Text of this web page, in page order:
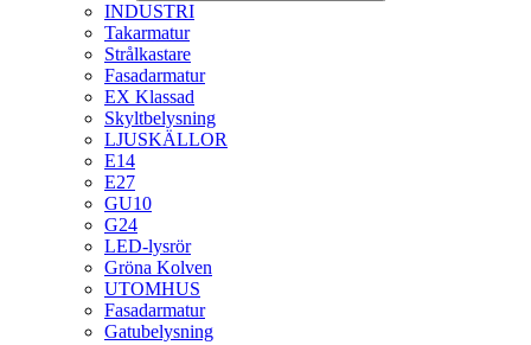
INDUSTRI
Takarmatur
Strålkastare
Fasadarmatur
EX Klassad
Skyltbelysning
LJUSKÄLLOR
E14
E27
GU10
G24
LED-lysrör
Gröna Kolven
UTOMHUS
Fasadarmatur
Gatubelysning